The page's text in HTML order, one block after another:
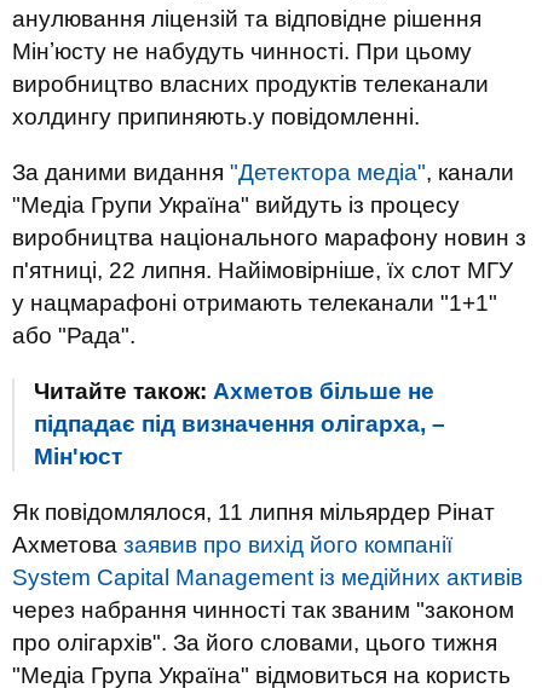
анулювання ліцензій та відповідне рішення
Мінʼюсту не набудуть чинності. При цьому
виробництво власних продуктів телеканали
холдингу припиняють.у повідомленні.
За даними видання "Детектора медіа", канали
"Медіа Групи Україна" вийдуть із процесу
виробництва національного марафону новин з
п'ятниці, 22 липня. Найімовірніше, їх слот МГУ
у нацмарафоні отримають телеканали "1+1"
або "Рада".
Читайте також: Ахметов більше не
підпадає під визначення олігарха, –
Мін'юст
Як повідомлялося, 11 липня мільярдер Рінат
Ахметова заявив про вихід його компанії
System Capital Management із медійних активів
через набрання чинності так званим "законом
про олігархів". За його словами, цього тижня
"Медіа Група Україна" відмовиться на користь